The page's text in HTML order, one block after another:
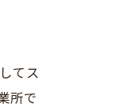
てス
所で